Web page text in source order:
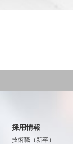
採用情報
技術職（新卒）